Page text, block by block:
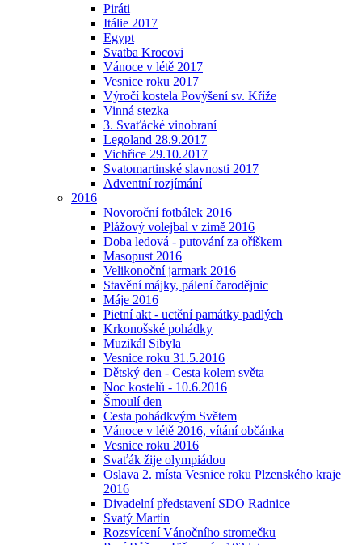
Piráti
Itálie 2017
Egypt
Svatba Krocovi
Vánoce v létě 2017
Vesnice roku 2017
Výročí kostela Povýšení sv. Kříže
Vinná stezka
3. Svaťácké vinobraní
Legoland 28.9.2017
Vichřice 29.10.2017
Svatomartinské slavnosti 2017
Adventní rozjímání
2016
Novoroční fotbálek 2016
Plážový volejbal v zimě 2016
Doba ledová - putování za oříškem
Masopust 2016
Velikonoční jarmark 2016
Stavění májky, pálení čarodějnic
Máje 2016
Pietní akt - uctění památky padlých
Krkonošské pohádky
Muzikál Sibyla
Vesnice roku 31.5.2016
Dětský den - Cesta kolem světa
Noc kostelů - 10.6.2016
Šmoulí den
Cesta pohádkvým Světem
Vánoce v létě 2016, vítání občánka
Vesnice roku 2016
Svaťák žije olympiádou
Oslava 2. místa Vesnice roku Plzenského kraje
2016
Divadelní představení SDO Radnice
Svatý Martin
Rozsvícení Vánočního stromečku